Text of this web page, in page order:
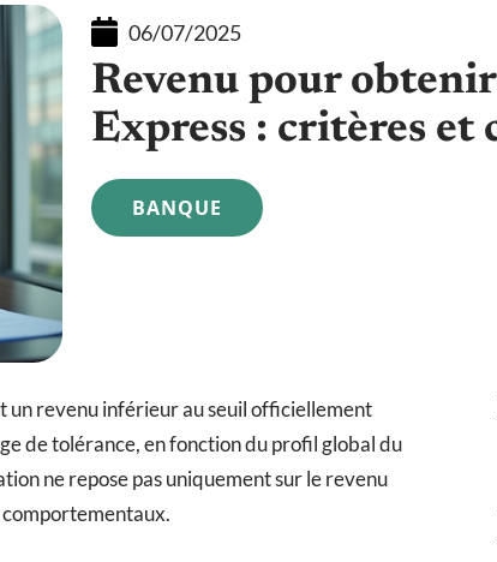
06/07/2025
Revenu pour
Express : critères et
BANQUE
revenu inférieur au seuil officiellement
de tolérance, en fonction du profil global du
ne repose pas uniquement sur le revenu